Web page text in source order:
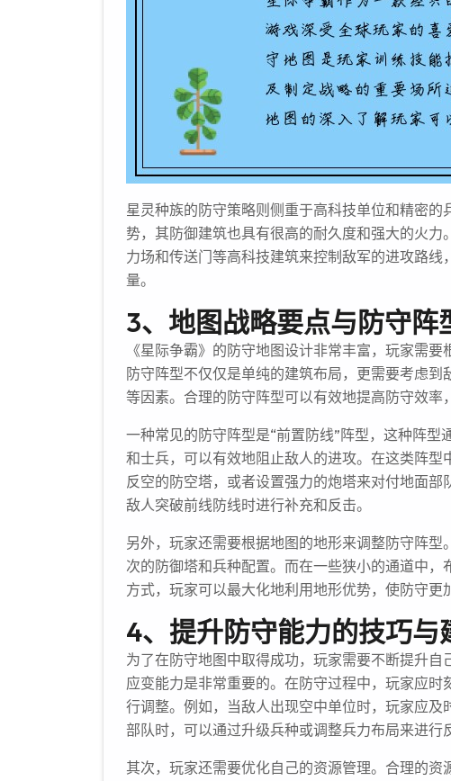
星灵种族的防守策略则侧重于高科技单位和精密
势，其防御建筑也具有很高的耐久度和强大的火力
力场和传送门等高科技建筑来控制敌军的进攻路
量。
3、地图战略要点与防守阵
《星际争霸》的防守地图设计非常丰富，玩家需
防守阵型不仅仅是单纯的建筑布局，更需要考虑
等因素。合理的防守阵型可以有效地提高防守效率
一种常见的防守阵型是“前置防线”阵型，这种阵
和士兵，可以有效地阻止敌人的进攻。在这类阵
反空的防空塔，或者设置强力的炮塔来对付地面
敌人突破前线防线时进行补充和反击。
另外，玩家还需要根据地图的地形来调整防守阵
次的防御塔和兵种配置。而在一些狭小的通道中，
方式，玩家可以最大化地利用地形优势，使防守更
4、提升防守能力的技巧与
为了在防守地图中取得成功，玩家需要不断提升
应变能力是非常重要的。在防守过程中，玩家应
行调整。例如，当敌人出现空中单位时，玩家应
部队时，可以通过升级兵种或调整兵力布局来进行
其次，玩家还需要优化自己的资源管理。合理的